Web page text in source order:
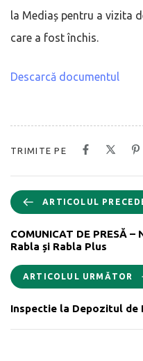
la Mediaș pentru a vizita
care a fost închis.
Descarcă documentul
TRIMITE PE
ARTICOLUL
COMUNICAT DE PRESĂ
Rabla și Rabla Plus
ARTICOLUL URMĂTOR
Inspectie la Depozitul de